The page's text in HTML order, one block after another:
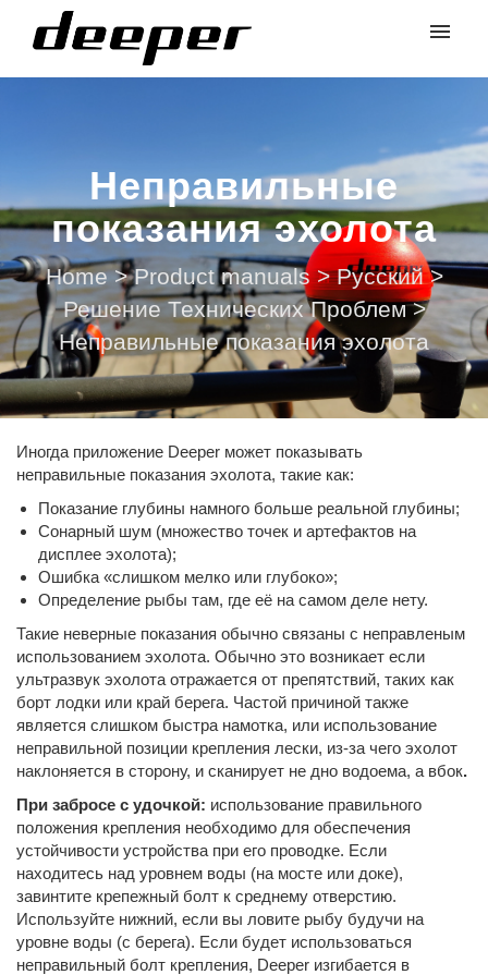
Неправильные
показания эхолота
Home > Product manuals > Русский >
Решение Технических Проблем >
Неправильные показания эхолота
Иногда приложение Deeper может показывать
неправильные показания эхолота, такие как:
Показание глубины намного больше реальной глубины;
Сонарный шум (множество точек и артефактов на
дисплее эхолота);
Ошибка «слишком мелко или глубоко»;
Определение рыбы там, где её на самом деле нету.
Такие неверные показания обычно связаны с неправленым
использованием эхолота. Обычно это возникает если
ультразвук эхолота отражается от препятствий, таких как
борт лодки или край берега. Частой причиной также
является слишком быстра намотка, или использование
неправильной позиции крепления лески, из-за чего эхолот
наклоняется в сторону, и сканирует не дно водоема, а вбок.
При забросе с удочкой: использование правильного
положения крепления необходимо для обеспечения
устойчивости устройства при его проводке. Если
находитесь над уровнем воды (на мосте или доке),
завинтите крепежный болт к среднему отверстию.
Используйте нижний, если вы ловите рыбу будучи на
уровне воды (с берега). Если будет использоваться
неправильный болт крепления, Deeper изгибается в